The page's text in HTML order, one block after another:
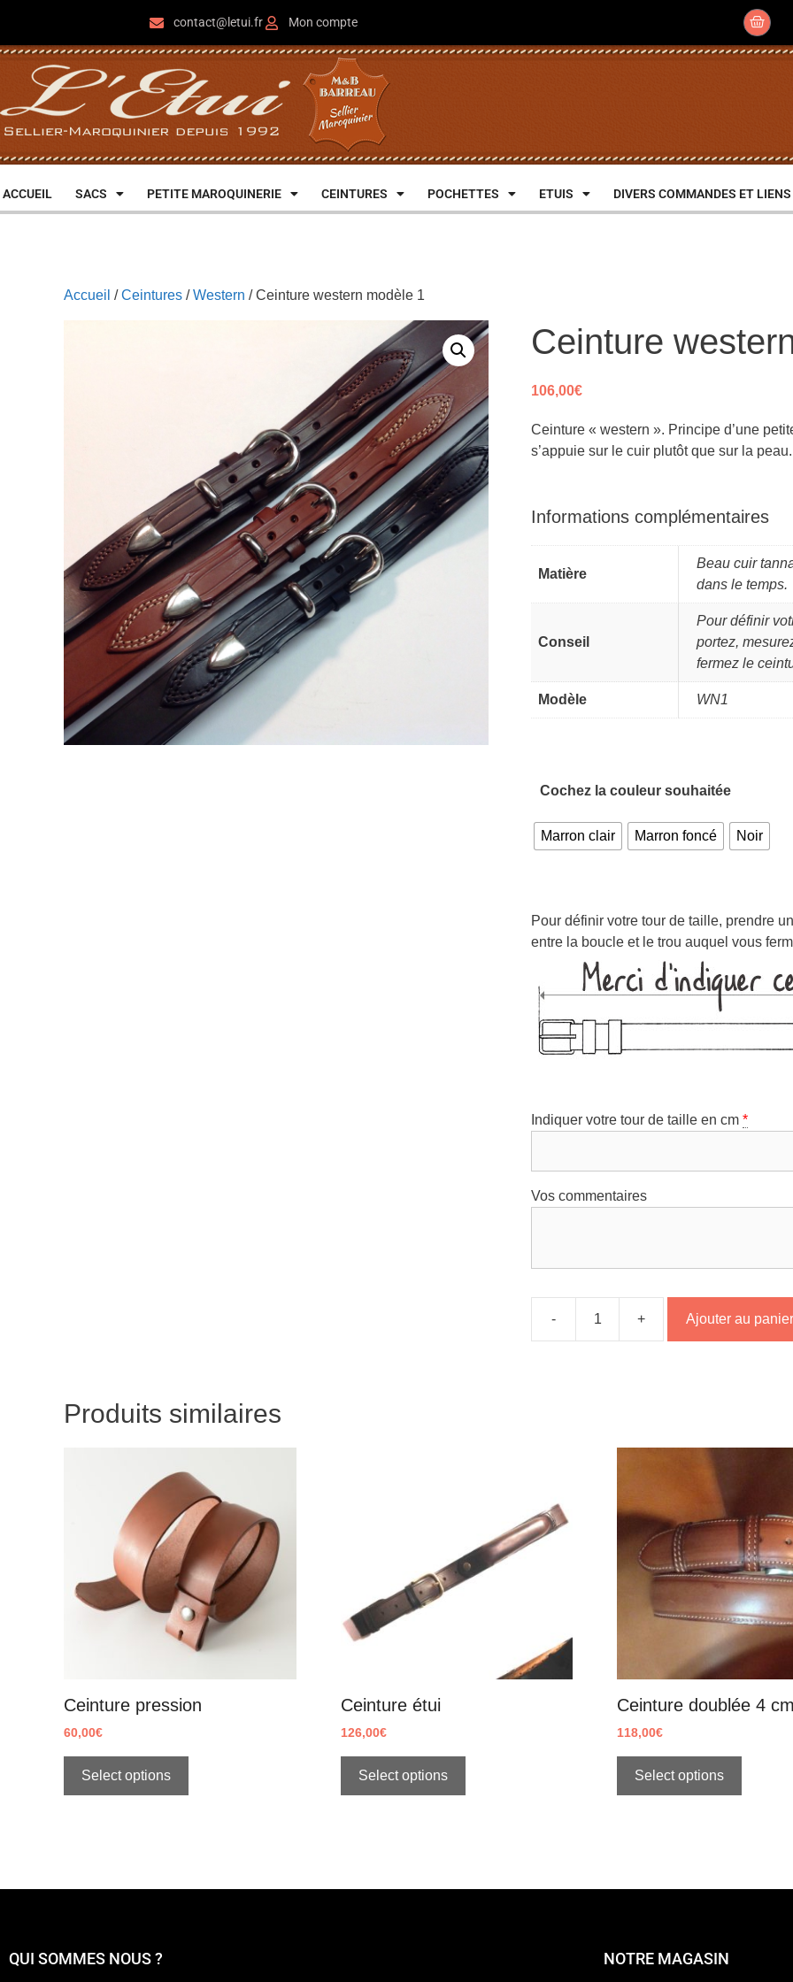
contact@letui.fr Mon compte
ACCUEIL SACS PETITE MAROQUINERIE CEINTURES POCHETTES ETUIS DIVERS COMMANDES ET LIENS
Accueil /Ceintures /Western / Ceinture western modèle 1
Ceinture
106,00€
Ceinture « western ». Principe d’une
s’appuie sur le cuir plutôt que sur la
Informations complémentaires
Matière
Beau cuir
dans le temps.
Conseil
Pour définir
portez,
fermez le
Modèle WN1
Cochez la couleur souhaitée
Marron clair Marron foncé Noir
Pour définir votre tour de taille, prendre
entre la boucle et le trou auquel vous
Indiquer votre tour de taille en cm *
Vos commentaires
- + Ajouter au panier
Produits similaires
Ceinture pression
60,00€
Select options
Ceinture étui
126,00€
Select options
Ceinture doublée 4
118,00€
Select options
QUI SOMMES NOUS ? NOTRE MAGASIN